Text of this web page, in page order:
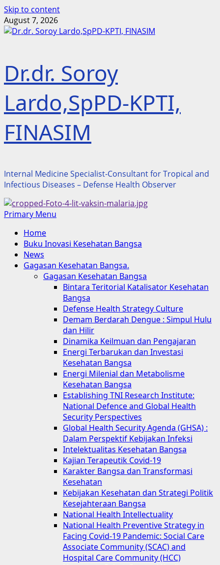
Skip to content
August 7, 2026
Dr.dr. Soroy
Lardo,SpPD-KPTI,
FINASIM
Internal Medicine Specialist-Consultant for Tropical and
Infectious Diseases – Defense Health Observer
Primary Menu
Home
Buku Inovasi Kesehatan Bangsa
News
Gagasan Kesehatan Bangsa.
Gagasan Kesehatan Bangsa
Bintara Teritorial Katalisator Kesehatan
Bangsa
Defense Health Strategy Culture
Demam Berdarah Dengue : Simpul Hulu
dan Hilir
Dinamika Keilmuan dan Pengajaran
Energi Terbarukan dan Investasi
Kesehatan Bangsa
Energi Milenial dan Metabolisme
Kesehatan Bangsa
Establishing TNI Research Institute:
National Defence and Global Health
Security Perspectives
Global Health Security Agenda (GHSA) :
Dalam Perspektif Kebijakan Infeksi
Intelektualitas Kesehatan Bangsa
Kajian Terapeutik Covid-19
Karakter Bangsa dan Transformasi
Kesehatan
Kebijakan Kesehatan dan Strategi Politik
Kesejahteraan Bangsa
National Health Intellectuality
National Health Preventive Strategy in
Facing Covid-19 Pandemic: Social Care
Associate Community (SCAC) and
Hospital Care Community (HCC)